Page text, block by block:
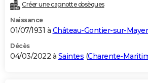
Créer une cagnotte obsèques
Naissance
01/07/1931 à Château-Gontier-sur-
Décès
04/03/2022 à Saintes (Charente-